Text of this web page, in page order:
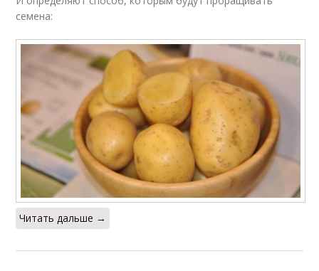
семена:
Читать дальше →